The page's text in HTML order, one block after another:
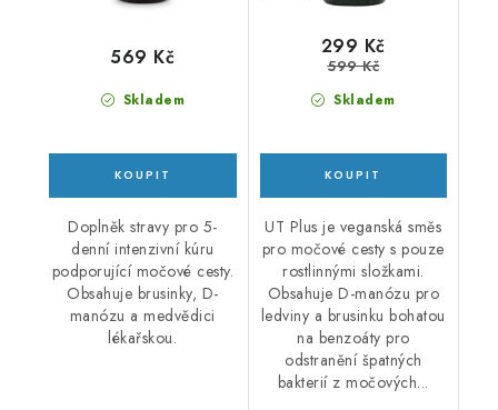
Skladem
569 Kč
Doplněk stravy pro 5-
denní intenzivní kúru
podporující močové cesty.
Obsahuje brusinky, D-
manózu a medvědici
lékařskou.
Skladem
299 Kč
599 Kč
UT Plus je veganská směs
pro močové cesty s pouze
rostlinnými složkami.
Obsahuje D-manózu pro
ledviny a brusinku bohatou
na benzoáty pro
odstranění špatných
bakterií z močových...